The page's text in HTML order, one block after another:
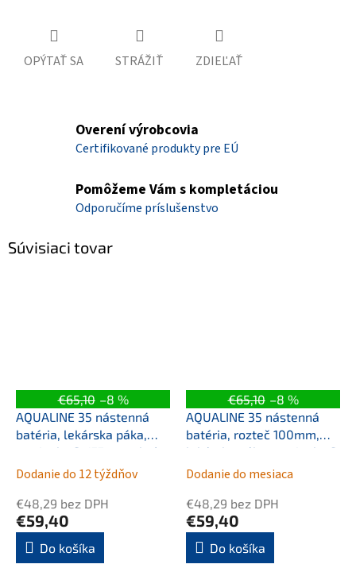
OPÝTAŤ SA STRÁŽIŤ ZDIEĽAŤ
Overení výrobcovia
Certifikované produkty pre EÚ
Pomôžeme Vám s kompletáciou
Odporučíme príslušenstvo
Súvisiaci tovar
€65,10 –8 %
AQUALINE 35 nástenná
batéria, lekárska páka,
ramienko S, 177mm, chróm
Dodanie do 12 týždňov
€48,29 bez DPH
€59,40
Do košíka
€65,10 –8 %
AQUALINE 35 nástenná
batéria, rozteč 100mm,
lekárska páka, ramienko S,
177mm, chróm
Dodanie do mesiaca
€48,29 bez DPH
€59,40
Do košíka